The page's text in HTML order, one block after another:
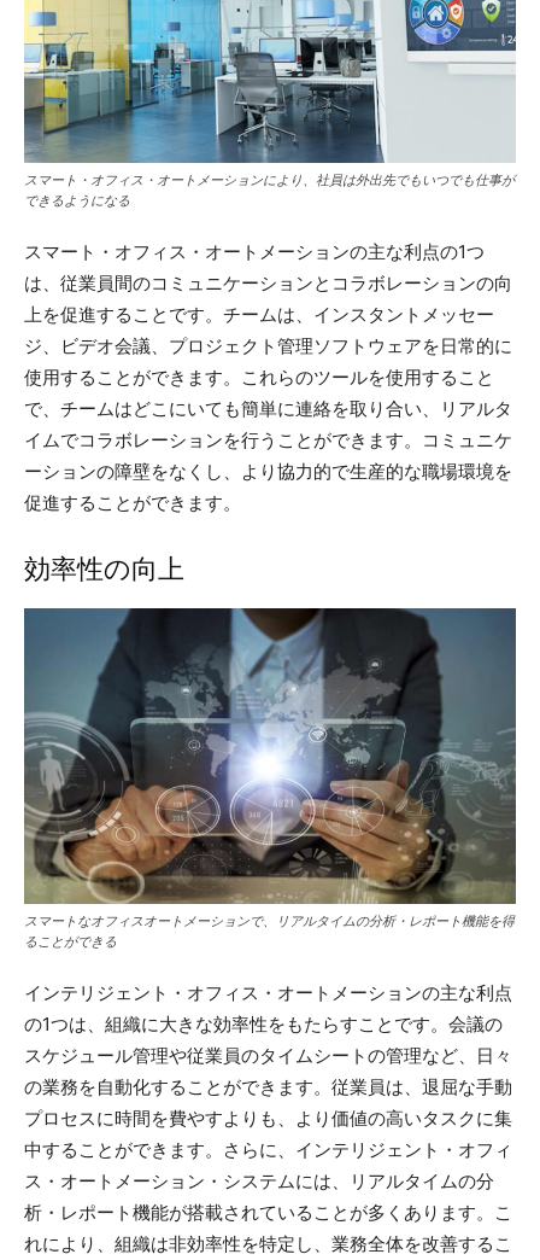
スマート・オフィス・オートメーションにより、社員は外出先でもいつでも仕事が
できるようになる
スマート・オフィス・オートメーションの主な利点の1つ
は、従業員間のコミュニケーションとコラボレーションの向
上を促進することです。チームは、インスタントメッセー
ジ、ビデオ会議、プロジェクト管理ソフトウェアを日常的に
使用することができます。これらのツールを使用すること
で、チームはどこにいても簡単に連絡を取り合い、リアルタ
イムでコラボレーションを行うことができます。コミュニケ
ーションの障壁をなくし、より協力的で生産的な職場環境を
促進することができます。
効率性の向上
スマートなオフィスオートメーションで、リアルタイムの分析・レポート機能を得
ることができる
インテリジェント・オフィス・オートメーションの主な利点
の1つは、組織に大きな効率性をもたらすことです。会議の
スケジュール管理や従業員のタイムシートの管理など、日々
の業務を自動化することができます。従業員は、退屈な手動
プロセスに時間を費やすよりも、より価値の高いタスクに集
中することができます。さらに、インテリジェント・オフィ
ス・オートメーション・システムには、リアルタイムの分
析・レポート機能が搭載されていることが多くあります。こ
れにより、組織は非効率性を特定し、業務全体を改善するこ